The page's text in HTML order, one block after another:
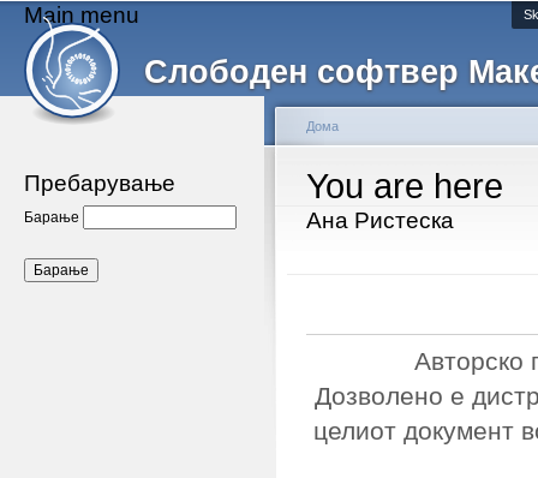
Слободен софтвер
Main menu
Пребарување
Барање
You are here
Дома
Ана Ристеска
Авторско
Дозволено е
целиот документ